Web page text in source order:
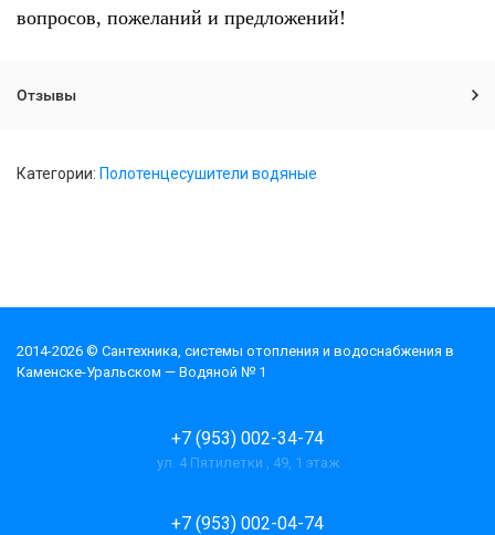
вопросов, пожеланий и предложений!
Отзывы
Категории: Полотенцесушители водяные
2014-2026 © Cантехника, системы отопления и водоснабжения в
Каменске-Уральском — Водяной № 1
+7 (953) 002-34-74
ул. 4 Пятилетки , 49, 1 этаж
+7 (953) 002-04-74